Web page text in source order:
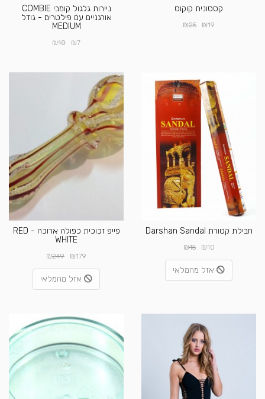
קססונית קוקוס
₪19
₪25
ניירות גלגול קומבי COMBIE
אורגניים עם פילטרים - גודל
MEDIUM
₪7
₪10
חבילת קטורת Darshan Sandal
₪10
₪15
אזל מהמלאי
פייפ זכוכית כפולה ארוכה - RED
WHITE
₪179
₪249
אזל מהמלאי